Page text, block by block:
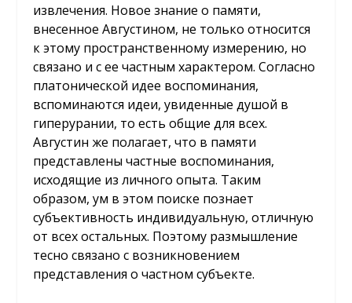
извлечения. Новое знание о памяти,
внесенное Августином, не только относится
к этому пространственному измерению, но
связано и с ее частным характером. Согласно
платонической идее воспоминания,
вспоминаются идеи, увиденные душой в
гиперурании, то есть общие для всех.
Августин же полагает, что в памяти
представлены частные воспоминания,
исходящие из личного опыта. Таким
образом, ум в этом поиске познает
субъективность индивидуальную, отличную
от всех остальных. Поэтому размышление
тесно связано с возникновением
представления о частном субъекте.